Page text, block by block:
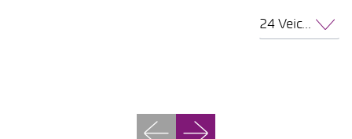
24 Veicoli per pagina